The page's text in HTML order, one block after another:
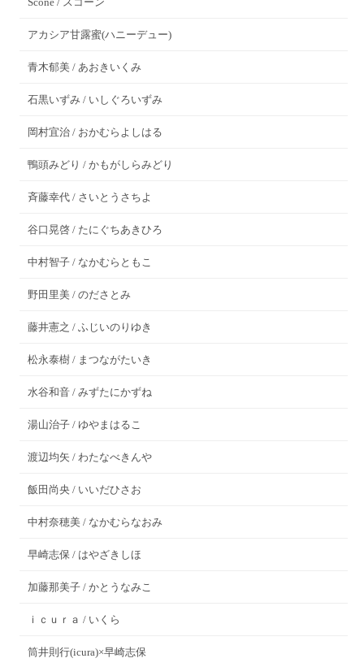
アカシア甘露蜜(ハニーデュー)
青木郁美 / あおきいくみ
石黒いずみ / いしぐろいずみ
岡村宜治 / おかむらよしはる
鴨頭みどり / かもがしらみどり
斉藤幸代 / さいとうさちよ
谷口晃啓 / たにぐちあきひろ
中村智子 / なかむらともこ
野田里美 / のださとみ
藤井憲之 / ふじいのりゆき
松永泰樹 / まつながたいき
水谷和音 / みずたにかずね
湯山治子 / ゆやまはるこ
渡辺均矢 / わたなべきんや
飯田尚央 / いいだひさお
中村奈穂美 / なかむらなおみ
早崎志保 / はやざきしほ
加藤那美子 / かとうなみこ
ｉｃｕｒａ / いくら
筒井則行(icura)×早崎志保